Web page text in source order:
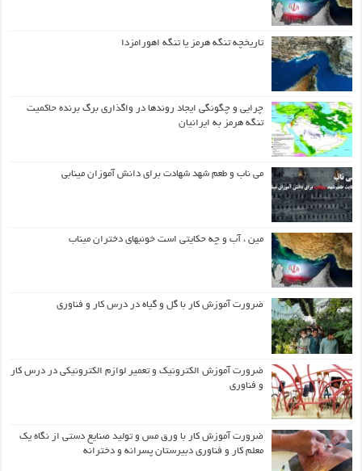
تاریخچه تنگه هرمز یا تنگه اهورامزدا
چرایی و چگونگی ایجاد روندها در واگذاری برگ برنده حاکمیت
تنگه هرمز به ایرانیان
می ناب و طعم شهد شهادت برای دانش آموزان مینابی
مین ، آب و چه حکایتی است خونبهای دختران میناب
ضرورت آموزش کار با گل و گیاه در درس کار و فناوری
ضرورت آموزش الکترونیک و تعمیر لوازم الکترونیکی در درس کار
و فناوری
ضرورت آموزش کار با ورق مس و تولید صنایع دستی از نگاه یک
معلم کار و فناوری دبیرستان پسرانه و دخترانه